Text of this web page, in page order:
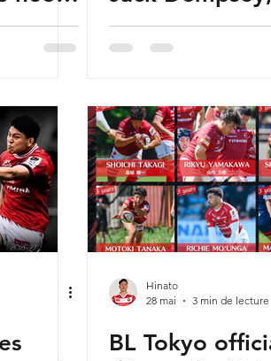
Lowe
l'international
zélandais
africain
Hinato
28 mai
3 min de lecture
BL Tokyo